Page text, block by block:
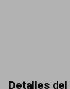
Detalles